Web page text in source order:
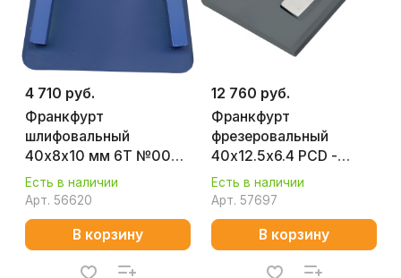
4 710 руб.
Франкфурт
шлифовальный
40х8х10 мм 6T №000
(бетон) Splitstone
62130
Есть в наличии
Арт. 56620
В корзину
12 760 руб.
Франкфурт
фрезеровальный
40х12.5х6.4 PCD -
"Коготь"
D0J2MS040806000
Есть в наличии
Арт. 57697
В корзину